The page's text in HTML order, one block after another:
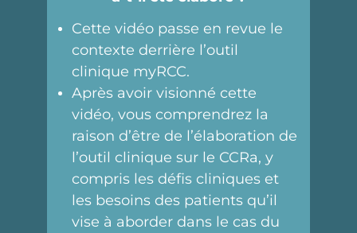
Cette vidéo passe en revue le
contexte derrière l’outil
clinique myRCC.
Après avoir visionné cette
vidéo, vous comprendrez la
raison d’être de l’élaboration de
l’outil clinique sur le CCRa, y
compris les défis cliniques et
les besoins des patients qu’il
vise à aborder dans le cas du